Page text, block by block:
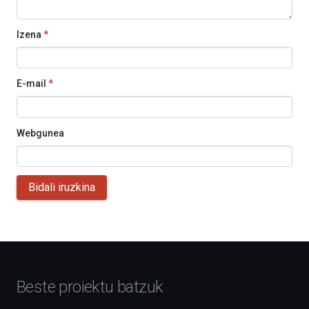
Izena *
E-mail *
Webgunea
Bidali iruzkina
Beste proiektu batzuk